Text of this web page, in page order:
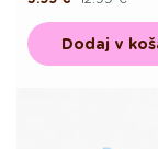
Dodaj v